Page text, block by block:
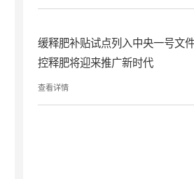
缓释肥补贴试点列入中央一号文
控释肥将迎来推广新时代
查看详情